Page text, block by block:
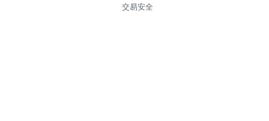
交易安全